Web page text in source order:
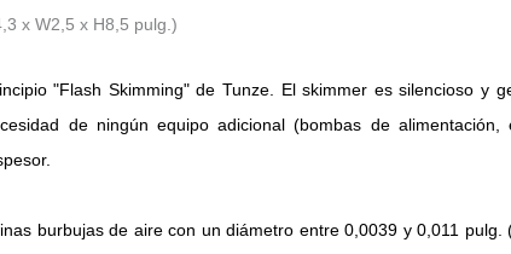
x W2,5 x H8,5 pulg.)
"Flash Skimming" de Tunze. El skimmer es silencioso y
de ningún equipo adicional (bombas de
burbujas de aire con un diámetro entre 0,0039 y 0,011 pulg.